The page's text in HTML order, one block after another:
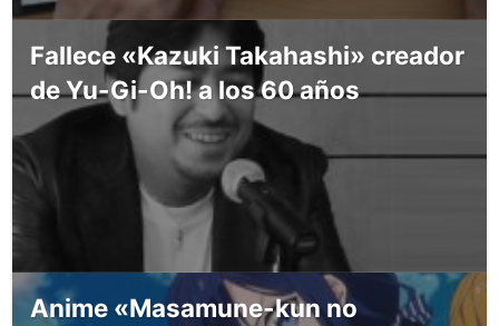
Fallece «Kazuki Takahashi» creador
de Yu-Gi-Oh! a los 60 años
Anime «Masamune-kun no